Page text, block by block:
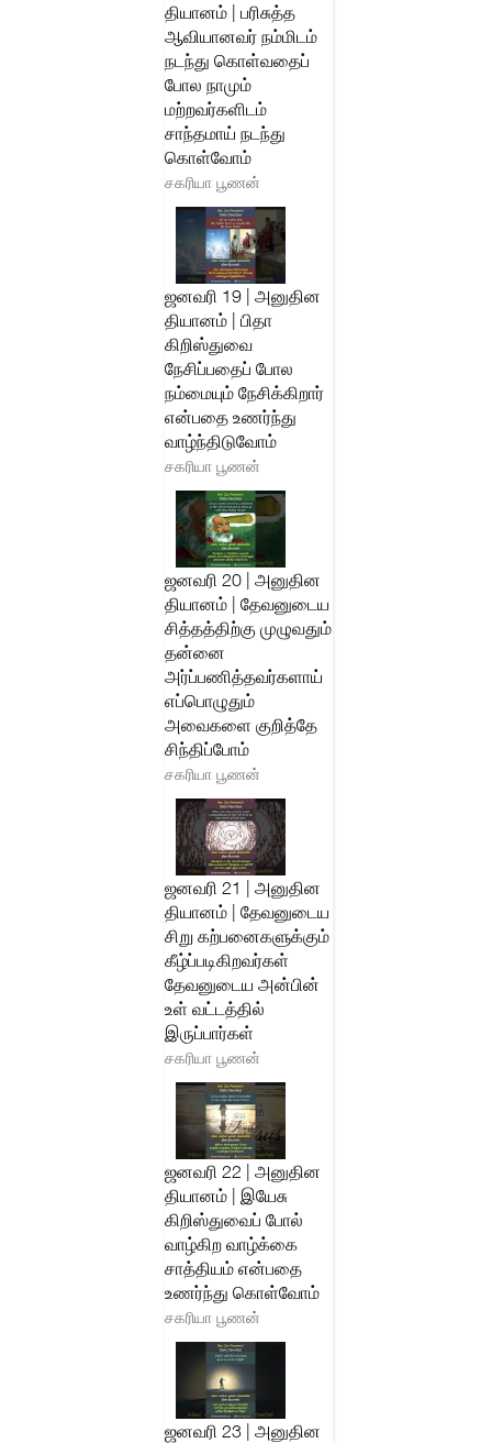
தியானம் | பரிசுத்த
ஆவியானவர் நம்மிடம்
நடந்து கொள்வதைப்
போல நாமும்
மற்றவர்களிடம்
சாந்தமாய் நடந்து
கொள்வோம்
சகரியா பூணன்
ஜனவரி 19 | அனுதின
தியானம் | பிதா
கிறிஸ்துவை
நேசிப்பதைப் போல
நம்மையும் நேசிக்கிறார்
என்பதை உணர்ந்து
வாழ்ந்திடுவோம்
சகரியா பூணன்
ஜனவரி 20 | அனுதின
தியானம் | தேவனுடைய
சித்தத்திற்கு முழுவதும்
தன்னை
அர்ப்பணித்தவர்களாய்
எப்பொழுதும்
அவைகளை குறித்தே
சிந்திப்போம்
சகரியா பூணன்
ஜனவரி 21 | அனுதின
தியானம் | தேவனுடைய
சிறு கற்பனைகளுக்கும்
கீழ்ப்படிகிறவர்கள்
தேவனுடைய அன்பின்
உள் வட்டத்தில்
இருப்பார்கள்
சகரியா பூணன்
ஜனவரி 22 | அனுதின
தியானம் | இயேசு
கிறிஸ்துவைப் போல்
வாழ்கிற வாழ்க்கை
சாத்தியம் என்பதை
உணர்ந்து கொள்வோம்
சகரியா பூணன்
ஜனவரி 23 | அனுதின